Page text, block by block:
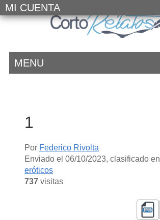
MI CUENTA
MENU
1
Por Federico Rivolta
Enviado el 06/10/2023, clasificado en
eróticos
737visitas